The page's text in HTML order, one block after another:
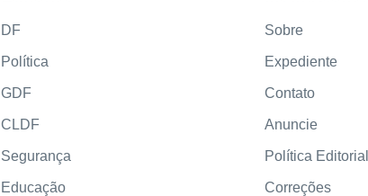
DF
Política
GDF
CLDF
Segurança
Educação
Sobre
Expediente
Contato
Anuncie
Política Editorial
Correções